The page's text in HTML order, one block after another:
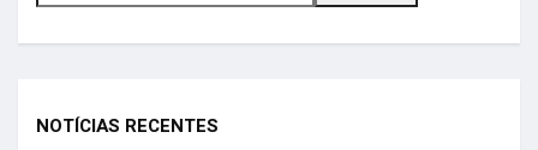
NOTÍCIAS RECENTES